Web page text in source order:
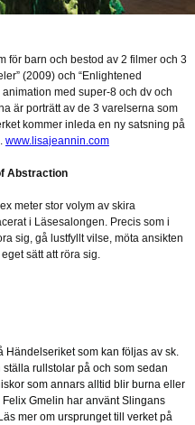
för barn och bestod av 2 filmer och 3
(2009) och “Enlightened
med super-8 och dv och
är porträtt av de 3 varelserna som
kommer inleda en ny satsning på
www.lisajeannin.com
Abstraction
meter stor volym av skira
i Läsesalongen. Precis som i
sig, gå lustfyllt vilse, möta ansikten
sätt att röra sig.
som kan följas av sk.
rullstolar på och som sedan
som annars alltid blir burna eller
Gmelin har använt Slingans
mer om ursprunget till verket på